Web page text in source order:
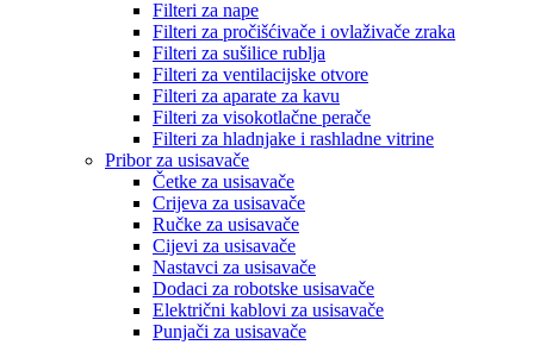
Filteri za nape
Filteri za pročišćivače i ovlaživače zraka
Filteri za sušilice rublja
Filteri za ventilacijske otvore
Filteri za aparate za kavu
Filteri za visokotlačne perače
Filteri za hladnjake i rashladne vitrine
Pribor za usisavače
Četke za usisavače
Crijeva za usisavače
Ručke za usisavače
Cijevi za usisavače
Nastavci za usisavače
Dodaci za robotske usisavače
Električni kablovi za usisavače
Punjači za usisavače